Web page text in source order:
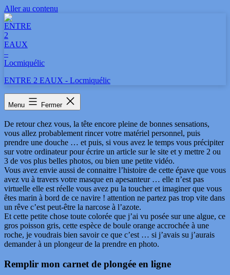
Aller au contenu
ENTRE 2 EAUX - Locmiquélic
Menu Fermer
Chez vous
De retour chez vous, la tête encore pleine de bonnes sensations,
vous allez probablement rincer votre matériel personnel, puis
prendre une douche … et puis, si vous avez le temps vous précipiter
sur votre ordinateur pour écrire un article sur le site et y mettre 2 ou
3 de vos plus belles photos, ou bien une petite vidéo.
Vous avez envie aussi de connaitre l’histoire de cette épave que vous
avez vu à travers votre masque en apesanteur … elle n’est pas
virtuelle elle est réelle vous avez pu la toucher et imaginer que vous
êtes marin à bord de ce navire ! attention ne partez pas trop vite dans
un rêve c’est peut-être la narcose à l’azote.
Et cette petite chose toute colorée que j’ai vu posée sur une algue, ce
gros poisson gris, cette espèce de boule orange accrochée à une
roche, je voudrais bien savoir ce que c’est … si j’avais su j’aurais
demander à un plongeur de la prendre en photo.
Remplir mon carnet de plongée en ligne